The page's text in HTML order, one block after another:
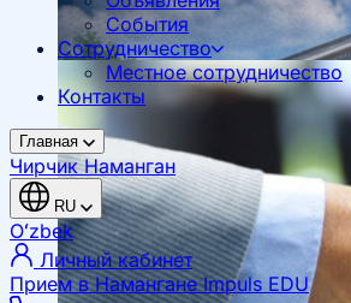
События
Сотрудничество
Местное сотрудничество
Контакты
Главная
ЧирчикНаманган
RU
Oʻzbek
Личный кабинет
Прием в Намангане Impuls EDU